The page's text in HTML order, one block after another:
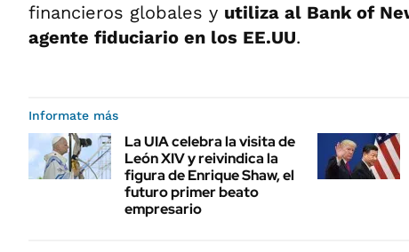
financieros globales y utiliza al Bank of
agente fiduciario en los EE.UU.
Informate más
La UIA celebra la visita de
León XIV y reivindica la
figura de Enrique Shaw, el
futuro primer beato
empresario